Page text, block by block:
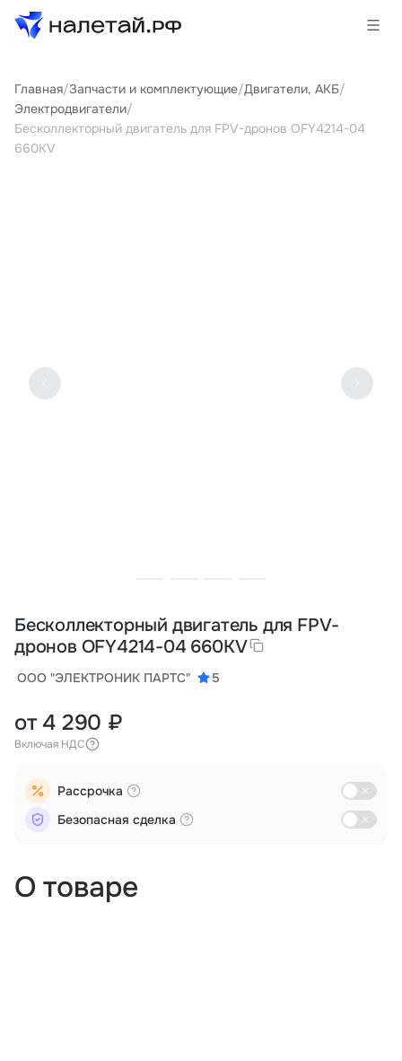
Товары
Услуги
Партнеры
Новости и аналитика
Главная/Запчасти и комплектующие/Двигатели, АКБ/
Электродвигатели/
Бесколлекторный двигатель для FPV-дронов OFY4214-04
660KV
О товаре
Бесколлекторный двигатель для FPV-
дронов OFY4214-04 660KV
ООО "ЭЛЕКТРОНИК ПАРТС" 5
от 4 290 ₽
Включая НДС
Рассрочка
Безопасная сделка